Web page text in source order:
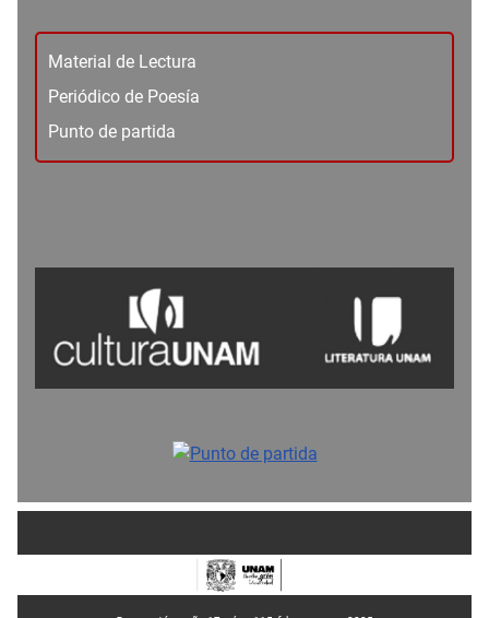
Material de Lectura
Periódico de Poesía
Punto de partida